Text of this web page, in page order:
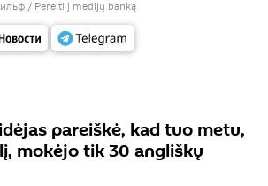
/ Pereiti į medijų banką
pareiškė, kad tuo metu,
mokėjo tik 30 angliškų